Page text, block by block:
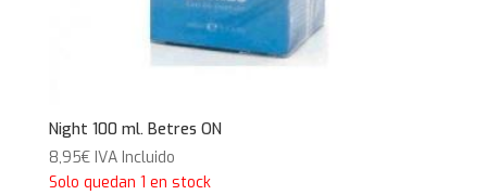
Night 100 ml. Betres ON
8,95€ IVA Incluido
Solo quedan 1 en stock